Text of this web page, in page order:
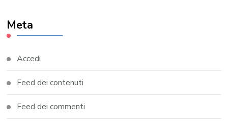
Meta
Accedi
Feed dei contenuti
Feed dei commenti